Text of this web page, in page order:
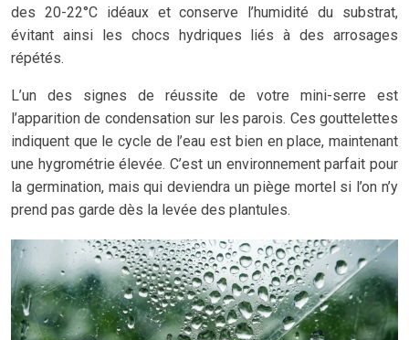
des 20-22°C idéaux et conserve l’humidité du substrat,
évitant ainsi les chocs hydriques liés à des arrosages
répétés.
L’un des signes de réussite de votre mini-serre est
l’apparition de condensation sur les parois. Ces gouttelettes
indiquent que le cycle de l’eau est bien en place, maintenant
une hygrométrie élevée. C’est un environnement parfait pour
la germination, mais qui deviendra un piège mortel si l’on n’y
prend pas garde dès la levée des plantules.